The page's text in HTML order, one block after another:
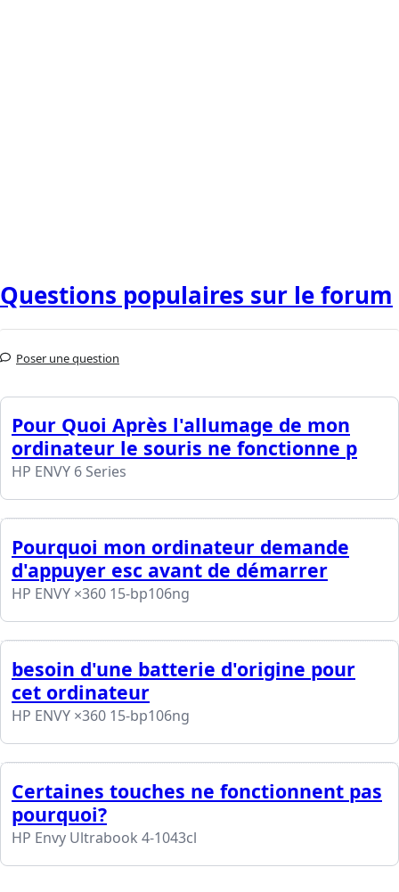
Questions populaires sur le forum
Poser une question
Pour Quoi Après l'allumage de mon
ordinateur le souris ne fonctionne p
HP ENVY 6 Series
Pourquoi mon ordinateur demande
d'appuyer esc avant de démarrer
HP ENVY ×360 15-bp106ng
besoin d'une batterie d'origine pour
cet ordinateur
HP ENVY ×360 15-bp106ng
Certaines touches ne fonctionnent pas
pourquoi?
HP Envy Ultrabook 4-1043cl